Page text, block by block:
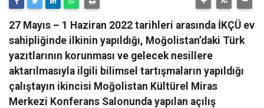
27 Mayıs – 1 Haziran 2022 tarihleri arasında İKÇÜ ev
sahipliğinde ilkinin yapıldığı, Moğolistan’daki Türk
yazıtlarının korunması ve gelecek nesillere
aktarılmasıyla ilgili bilimsel tartışmaların yapıldığı
çalıştayın ikincisi Moğolistan Kültürel Miras
Merkezi Konferans Salonunda yapılan açılış